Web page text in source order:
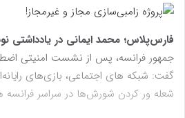
فارس‌پلاس؛ محمد ایمانی در یادداشتی
جمهور فرانسه، پس از نشست امنیتی
گفت: شبکه‌ های اجتماعی، بازی‌‌های
شعله‌ ور کردن شورش‌ها در سراسر فرانسه